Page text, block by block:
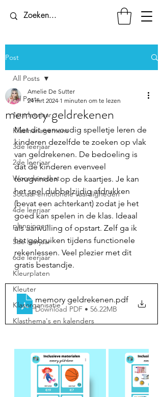
Post
All Posts
1ste leerjaar
Klasmanagement
3de leerjaar
2de leerjaar
Woordenschat
Sociaal-emotionele vaardigheden
4de leerjaar
planningen
5de leerjaar
6de leerjaar
Kleurplaten
Kleuter
Klasorganisatie
Klasthema's en kalenders
All Posts
memory geldrekenen
Amelie De Sutter
24 mrt 2024 1 minuten om te lezen
Met dit eenvoudig spelletje leren de
kinderen dezelfde te zoeken op vlak
van geldrekenen. De bedoeling is
dat de kinderen evenveel
terugvinden op de kaartjes. Je kan
het spel dubbelzijdig afdrukken
(bevat een achterkant) zodat je het
goed kan spelen in de klas. Ideaal
als aanvulling of opstart. Zelf ga ik
het gebruiken tijdens functionele
rekenlessen. Veel plezier met dit
gratis bestandje.
memory geldrekenen.pdf
Download PDF • 56.22MB